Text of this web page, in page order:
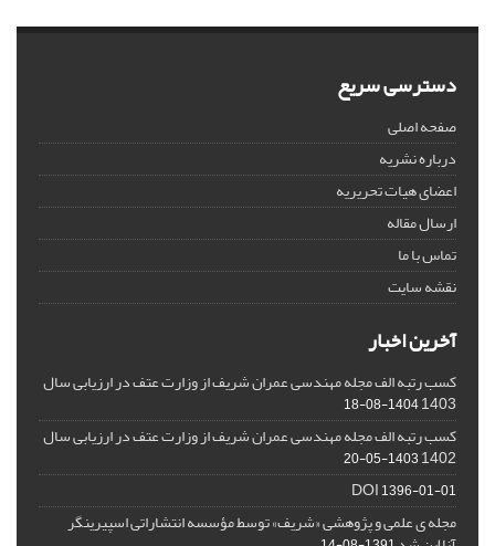
دسترسی سریع
صفحه اصلی
درباره نشریه
اعضای هیات تحریریه
ارسال مقاله
تماس با ما
نقشه سایت
آخرین اخبار
کسب رتبه الف مجله مهندسی عمران شریف از وزارت عتف در ارزیابی سال
1403
1404-08-18
کسب رتبه الف مجله مهندسی عمران شریف از وزارت عتف در ارزیابی سال
1402
1403-05-20
DOI1396-01-01
مجله ی علمی و پژوهشی «شریف» توسط مؤسسه انتشاراتی اسپیرینگر